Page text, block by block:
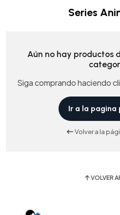
Series
Aún no hay productos
Siga comprando haciendo
Ir a la pagina
Volver a la
VOLVER